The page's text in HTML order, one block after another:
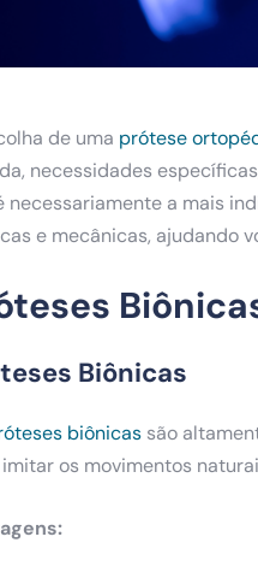
de uma prótese
necessidades
necessariamente a mais
e mecânicas, ajudando
Biônicas
biônicas são
os movimentos